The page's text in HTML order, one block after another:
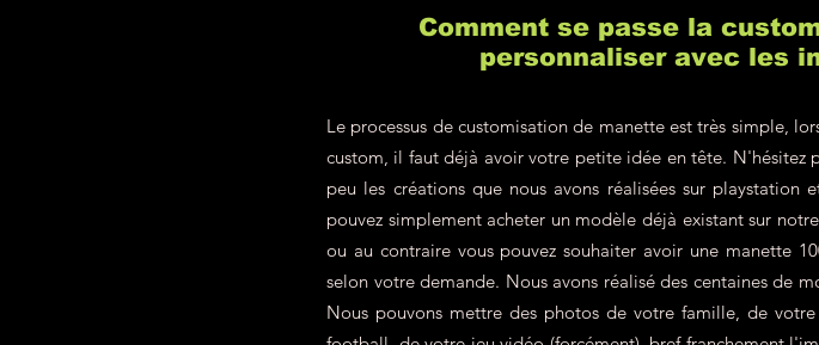
Comment se passe la
personnaliser avec les
Le processus de customisation de manette est très simple,
custom, il faut déjà avoir votre petite idée en tête. N'hésitez
peu les créations que nous avons réalisées sur
pouvez simplement acheter un modèle déjà existant sur
ou au contraire vous pouvez souhaiter avoir une manette
selon votre demande. Nous avons réalisé des centaines de
Nous pouvons mettre des photos de votre famille, de